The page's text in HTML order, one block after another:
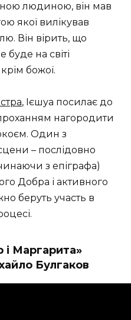
людиною, він мав
якої вилікував
Він вірить, що
на світі
божої.
, Ієшуа посилає до
нагородити
Один з
– послідовно
з епіграфа)
Добра і активного
беруть участь в
і Маргарита»
Булгаков